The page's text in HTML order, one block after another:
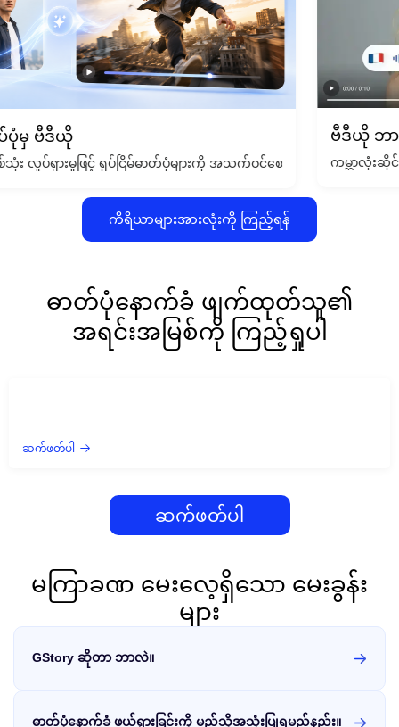
ြစ်သို့ ပြောင်းလဲလိုက်ပါ—ကင်မရာ သို့မဟုတ် တည်းဖြတ်မှုစွမ်းရည် မလိုအ
ယို
ားမှုဖြင့် ရုပ်ငြိမ်ဓာတ်ပုံများကို အသက်ဝင်စေကာ တစ်ချက်နှိပ်ရုံဖြင့် ရုပ်ပုံ
ဗီဒီယို ဘာသာပြ
ကမ္ဘာလုံးဆိုင်ရာ ပရိ
ကိရိယာများအားလုံးကို ကြည့်ရန်
ဓာတ်ပုံနောက်ခံ ဖျက်ထုတ်သူ၏
အရင်းအမြစ်ကို ကြည့်ရှုပါ
ဆက်ဖတ်ပါ
ဆက်ဖတ်ပါ
မကြာခဏ မေးလေ့ရှိသော မေးခွန်း
များ
GStory ဆိုတာ ဘာလဲ။
ကို ပံ့ပိုးပေးရန် ရည်ရွယ်သည်။
ဓာတ်ပုံနောက်ခံ ဖယ်ရှားခြင်းကို မည်သို့အသုံးပြုရမည်နည်း။